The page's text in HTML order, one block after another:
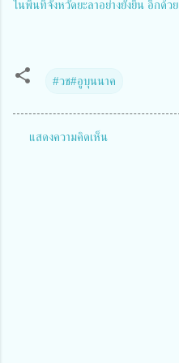
ในพื้นที่จังหวัดยะลาอย่างยั่งยืน อีกด้วย
#วช#อูบุนนาค
แสดงความคิดเห็น